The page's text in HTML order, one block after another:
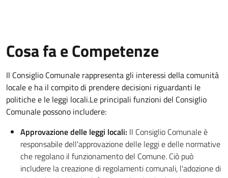
Cosa fa e Competenze
Il Consiglio Comunale rappresenta gli interessi della comunità
locale e ha il compito di prendere decisioni riguardanti le
politiche e le leggi locali.Le principali funzioni del Consiglio
Comunale possono includere:
Approvazione delle leggi locali: Il Consiglio Comunale è
responsabile dell'approvazione delle leggi e delle normative
che regolano il funzionamento del Comune. Ciò può
includere la creazione di regolamenti comunali, l'adozione di